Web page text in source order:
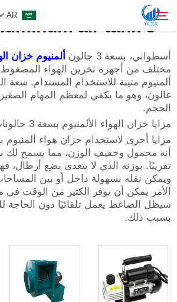
AR
المنتج
من نحن
الأخبار
اتصل بنا
3 gallon aluminum air tank
أسطواني، بسعة 3 جالون ألمنيوم خزان
مختلف من أجهزة تخزين الهواء
غالون، وهو ما يكفي لمعظم المهام
الحجم.
مزايا خزان الهواء الألمنيوم بسعة 3 جالونات
أنه محمول وخفيف الوزن، مما يسمح لك
تقريبًا. بوزنه الذي لا يتعدى بضع أرطال،
ويمكن نقله بسهولة داخل أو بين
الأمر يمكن أن يوفر الكثير من الوقت
سيظل الضاغط يعمل تلقائيًا دون الحاجة
بسبب ذلك.